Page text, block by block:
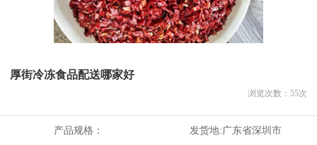
厚街冷冻食品配送哪家好
浏览次数： 55次
产品规格： 发货地:广东省深圳市